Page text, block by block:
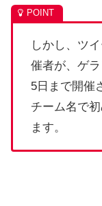
しかし、ツ
催者が、ゲ
5日まで開催
チーム名で
ます。